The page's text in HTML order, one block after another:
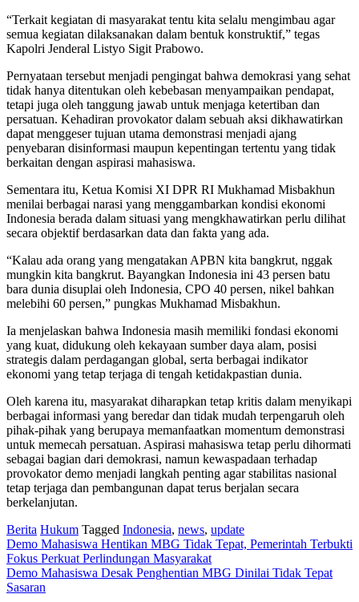
“Terkait kegiatan di masyarakat tentu kita selalu mengimbau agar
semua kegiatan dilaksanakan dalam bentuk konstruktif,” tegas
Kapolri Jenderal Listyo Sigit Prabowo.
Pernyataan tersebut menjadi pengingat bahwa demokrasi yang sehat
tidak hanya ditentukan oleh kebebasan menyampaikan pendapat,
tetapi juga oleh tanggung jawab untuk menjaga ketertiban dan
persatuan. Kehadiran provokator dalam sebuah aksi dikhawatirkan
dapat menggeser tujuan utama demonstrasi menjadi ajang
penyebaran disinformasi maupun kepentingan tertentu yang tidak
berkaitan dengan aspirasi mahasiswa.
Sementara itu, Ketua Komisi XI DPR RI Mukhamad Misbakhun
menilai berbagai narasi yang menggambarkan kondisi ekonomi
Indonesia berada dalam situasi yang mengkhawatirkan perlu dilihat
secara objektif berdasarkan data dan fakta yang ada.
“Kalau ada orang yang mengatakan APBN kita bangkrut, nggak
mungkin kita bangkrut. Bayangkan Indonesia ini 43 persen batu
bara dunia disuplai oleh Indonesia, CPO 40 persen, nikel bahkan
melebihi 60 persen,” pungkas Mukhamad Misbakhun.
Ia menjelaskan bahwa Indonesia masih memiliki fondasi ekonomi
yang kuat, didukung oleh kekayaan sumber daya alam, posisi
strategis dalam perdagangan global, serta berbagai indikator
ekonomi yang tetap terjaga di tengah ketidakpastian dunia.
Oleh karena itu, masyarakat diharapkan tetap kritis dalam menyikapi
berbagai informasi yang beredar dan tidak mudah terpengaruh oleh
pihak-pihak yang berupaya memanfaatkan momentum demonstrasi
untuk memecah persatuan. Aspirasi mahasiswa tetap perlu dihormati
sebagai bagian dari demokrasi, namun kewaspadaan terhadap
provokator demo menjadi langkah penting agar stabilitas nasional
tetap terjaga dan pembangunan dapat terus berjalan secara
berkelanjutan.
Berita Hukum Tagged Indonesia, news, update
Post
navigation
Demo Mahasiswa Hentikan MBG Tidak Tepat, Pemerintah Terbukti
Fokus Perkuat Perlindungan Masyarakat
Demo Mahasiswa Desak Penghentian MBG Dinilai Tidak Tepat
Sasaran